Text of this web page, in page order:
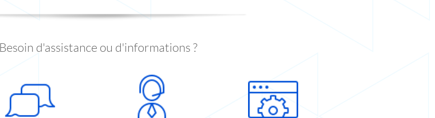
Besoin d'assistance ou d'informations ?